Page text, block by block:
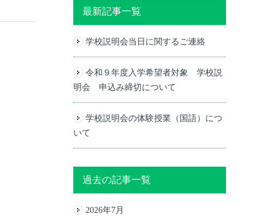
最新記事一覧
学校説明会当日に関するご連絡
令和９年度入学希望者対象 学校説
明会 申込み締切について
学校説明会の体験授業（国語）につ
いて
過去の記事一覧
2026年7月